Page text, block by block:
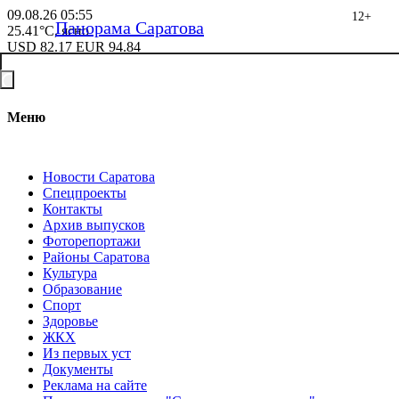
09.08.26 05:55
25.41°C, ясно
USD 82.17 EUR 94.84
Меню
Новости Саратова
Спецпроекты
Контакты
Архив выпусков
Фоторепортажи
Районы Саратова
Культура
Образование
Спорт
Здоровье
ЖКХ
Из пеpвых уст
Документы
Реклама на сайте
Панорама Саратова
12+